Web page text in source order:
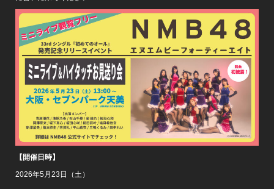
【開催日時】
2026年5月23日（土）